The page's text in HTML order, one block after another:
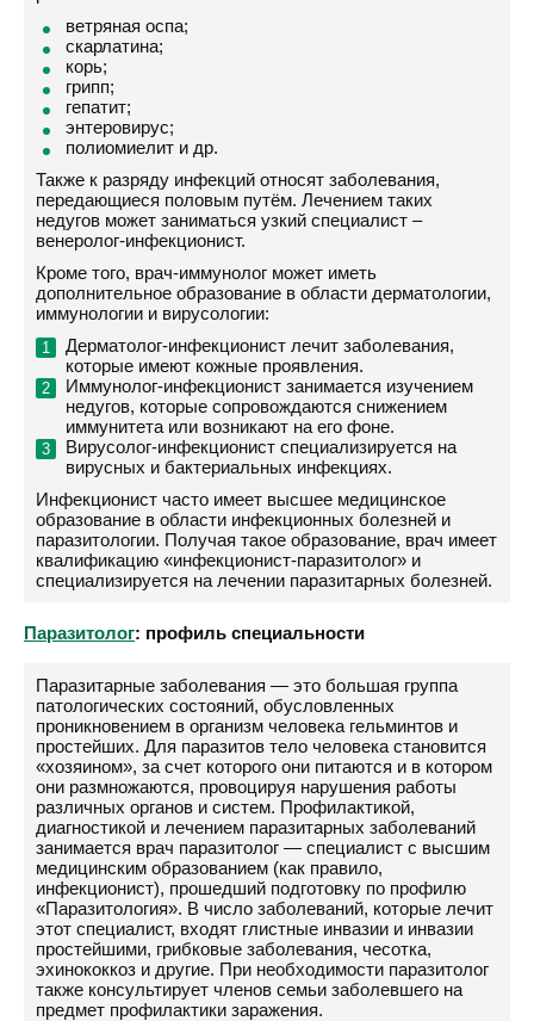
ветряная оспа;
скарлатина;
корь;
грипп;
гепатит;
энтеровирус;
полиомиелит и др.
Также к разряду инфекций относят заболевания,
передающиеся половым путём. Лечением таких
недугов может заниматься узкий специалист –
венеролог-инфекционист.
Кроме того, врач-иммунолог может иметь
дополнительное образование в области дерматологии,
иммунологии и вирусологии:
Дерматолог-инфекционист лечит заболевания,
которые имеют кожные проявления.
Иммунолог-инфекционист занимается изучением
недугов, которые сопровождаются снижением
иммунитета или возникают на его фоне.
Вирусолог-инфекционист специализируется на
вирусных и бактериальных инфекциях.
Инфекционист часто имеет высшее медицинское
образование в области инфекционных болезней и
паразитологии. Получая такое образование, врач имеет
квалификацию «инфекционист-паразитолог» и
специализируется на лечении паразитарных болезней.
Паразитолог: профиль специальности
Паразитарные заболевания — это большая группа
патологических состояний, обусловленных
проникновением в организм человека гельминтов и
простейших. Для паразитов тело человека становится
«хозяином», за счет которого они питаются и в котором
они размножаются, провоцируя нарушения работы
различных органов и систем. Профилактикой,
диагностикой и лечением паразитарных заболеваний
занимается врач паразитолог — специалист с высшим
медицинским образованием (как правило,
инфекционист), прошедший подготовку по профилю
«Паразитология». В число заболеваний, которые лечит
этот специалист, входят глистные инвазии и инвазии
простейшими, грибковые заболевания, чесотка,
эхинококкоз и другие. При необходимости паразитолог
также консультирует членов семьи заболевшего на
предмет профилактики заражения.